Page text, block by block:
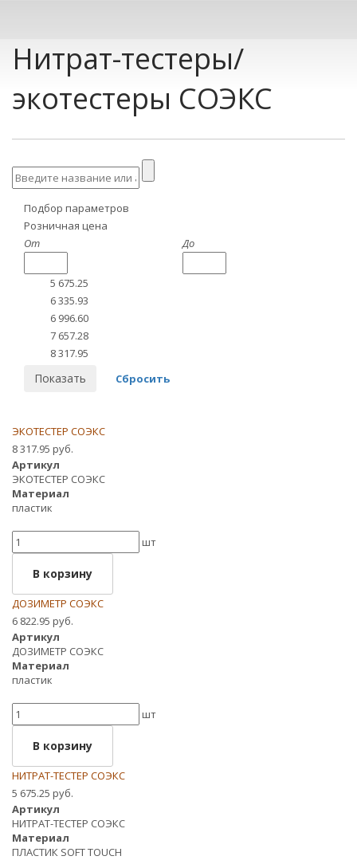
Нитрат-тестеры/
экотестеры СОЭКС
Подбор параметров
Розничная цена
От
До
5 675.25
6 335.93
6 996.60
7 657.28
8 317.95
ЭКОТЕСТЕР СОЭКС
8 317.95 руб.
Артикул
ЭКОТЕСТЕР СОЭКС
Материал
пластик
шт
В корзину
ДОЗИМЕТР СОЭКС
6 822.95 руб.
Артикул
ДОЗИМЕТР СОЭКС
Материал
пластик
шт
В корзину
НИТРАТ-ТЕСТЕР СОЭКС
5 675.25 руб.
Артикул
НИТРАТ-ТЕСТЕР СОЭКС
Материал
ПЛАСТИК SOFT TOUCH